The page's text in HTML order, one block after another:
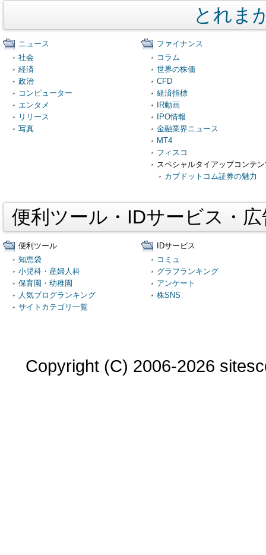
とれま
ニュース
社会
経済
政治
コンピューター
エンタメ
リリース
写真
ファイナンス
コラム
世界の株価
CFD
経済指標
IR動画
IPO情報
金融業界ニュース
MT4
フィスコ
スペシャルタイアップコンテ
カブドットコム証券の魅力
便利ツール・IDサービス・
便利ツール
知恵袋
小児科・産婦人科
保育園・幼稚園
人気ブログランキング
サイトカテゴリ一覧
IDサービス
コミュ
グラフランキング
アンケート
株SNS
Copyright (C) 2006-2026